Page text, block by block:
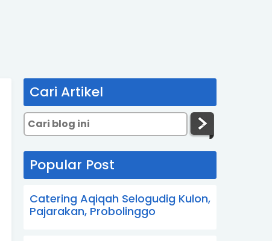
Cari Artikel
Popular Post
Catering Aqiqah Selogudig Kulon,
Pajarakan, Probolinggo